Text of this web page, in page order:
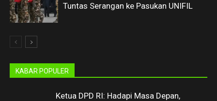
Tuntas Serangan ke Pasukan UNIFIL
KABAR POPULER
Ketua DPD RI: Hadapi Masa Depan,